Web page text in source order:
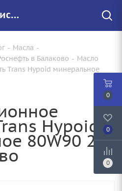
Масло трансмиссионное Роснефть Trans Hypoid минеральное 80W90 20 л купить от 2230.00 руб. в Балаково
- Масла -
в Балаково - Масло
Trans Hypoid минеральное
Hypoid
80W90 20
0
0
0